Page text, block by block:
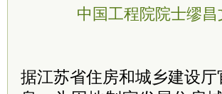
中国工程院院士缪
据江苏省住房和城乡建设